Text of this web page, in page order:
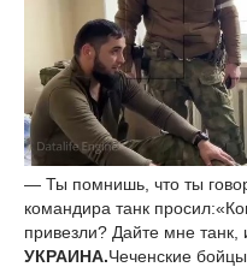
— Ты помнишь, что ты
командира танк
привезли? Дайте мне
УКРАИНА.Чеченские